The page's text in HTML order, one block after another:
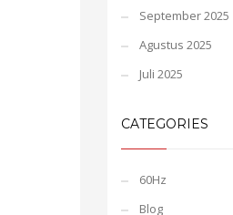
September 2025
Agustus 2025
Juli 2025
CATEGORIES
60Hz
Blog